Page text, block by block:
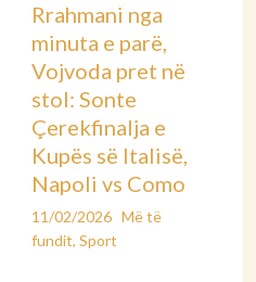
Rrahmani nga
minuta e parë,
Vojvoda pret në
stol: Sonte
Çerekfinalja e
Kupës së Italisë,
Napoli vs Como
11/02/2026 Më të
fundit, Sport